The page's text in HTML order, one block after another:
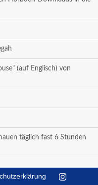
(auf Englisch) von
täglich fast 6 Stunden